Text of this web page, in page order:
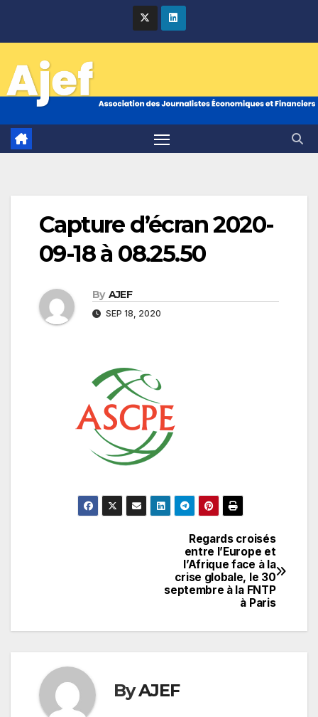
Capture d’écran 2020-
09-18 à 08.25.50
By AJEF
SEP 18, 2020
Regards croisés
entre l’Europe et
l’Afrique face à la
crise globale, le 30
septembre à la FNTP
à Paris
ByAJEF